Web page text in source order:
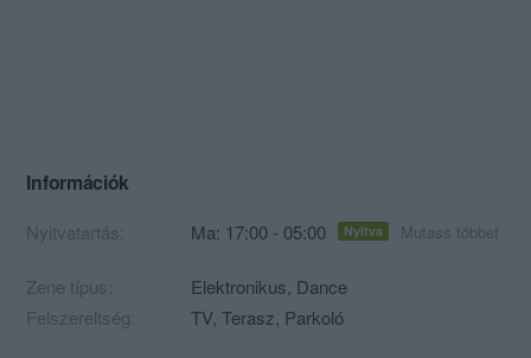
Információk
Nyitvatartás: Ma: 17:00 - 05:00 Nyitva Mutass többet
Zene típus:
Elektronikus, Dance
Felszereltség:
TV, Terasz, Parkoló